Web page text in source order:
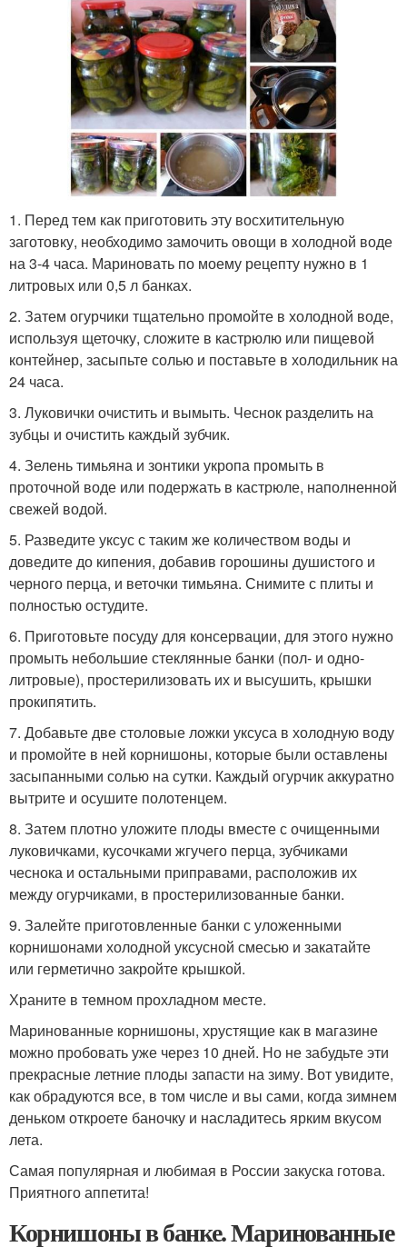
1. Перед тем как приготовить эту восхитительную
заготовку, необходимо замочить овощи в холодной воде
на 3-4 часа. Мариновать по моему рецепту нужно в 1
литровых или 0,5 л банках.
2. Затем огурчики тщательно промойте в холодной воде,
используя щеточку, сложите в кастрюлю или пищевой
контейнер, засыпьте солью и поставьте в холодильник на
24 часа.
3. Луковички очистить и вымыть. Чеснок разделить на
зубцы и очистить каждый зубчик.
4. Зелень тимьяна и зонтики укропа промыть в
проточной воде или подержать в кастрюле, наполненной
свежей водой.
5. Разведите уксус с таким же количеством воды и
доведите до кипения, добавив горошины душистого и
черного перца, и веточки тимьяна. Снимите с плиты и
полностью остудите.
6. Приготовьте посуду для консервации, для этого нужно
промыть небольшие стеклянные банки (пол- и одно-
литровые), простерилизовать их и высушить, крышки
прокипятить.
7. Добавьте две столовые ложки уксуса в холодную воду
и промойте в ней корнишоны, которые были оставлены
засыпанными солью на сутки. Каждый огурчик аккуратно
вытрите и осушите полотенцем.
8. Затем плотно уложите плоды вместе с очищенными
луковичками, кусочками жгучего перца, зубчиками
чеснока и остальными приправами, расположив их
между огурчиками, в простерилизованные банки.
9. Залейте приготовленные банки с уложенными
корнишонами холодной уксусной смесью и закатайте
или герметично закройте крышкой.
Храните в темном прохладном месте.
Маринованные корнишоны, хрустящие как в магазине
можно пробовать уже через 10 дней. Но не забудьте эти
прекрасные летние плоды запасти на зиму. Вот увидите,
как обрадуются все, в том числе и вы сами, когда зимнем
деньком откроете баночку и насладитесь ярким вкусом
лета.
Самая популярная и любимая в России закуска готова.
Приятного аппетита!
Корнишоны в банке. Маринованные